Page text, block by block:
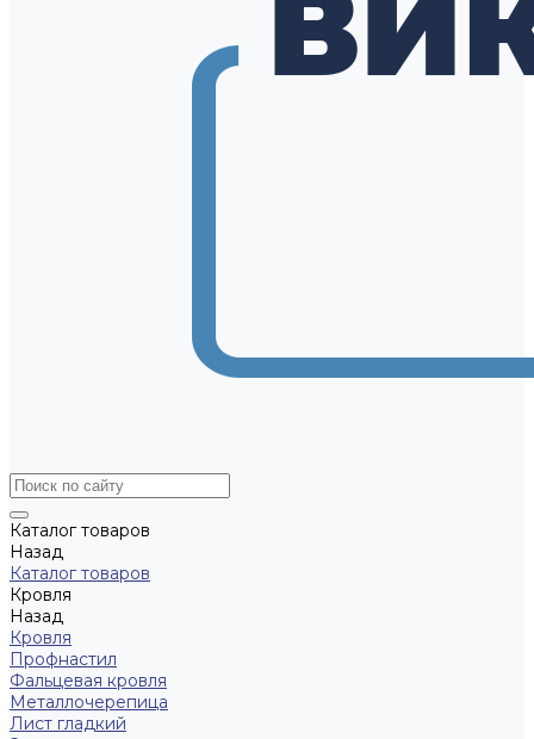
Каталог товаров
Назад
Каталог товаров
Кровля
Назад
Кровля
Профнастил
Фальцевая кровля
Металлочерепица
Лист гладкий